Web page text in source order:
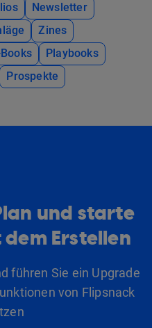
Newsletter
Zines
Books
Playbooks
Prospekte
und starte
Erstellen
führen Sie ein Upgrade
von Flipsnack